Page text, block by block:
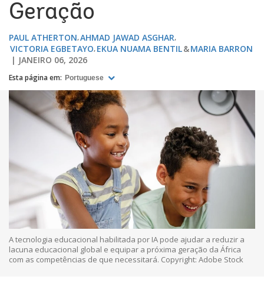
Geração
PAUL ATHERTON AHMAD JAWAD ASGHAR
VICTORIA EGBETAYO EKUA NUAMA BENTIL
MARIA BARRON
JANEIRO 06, 2026
Esta página em: Portuguese
A tecnologia educacional habilitada por IA pode ajudar a reduzir a
lacuna educacional global e equipar a próxima geração da África
com as competências de que necessitará. Copyright: Adobe Stock